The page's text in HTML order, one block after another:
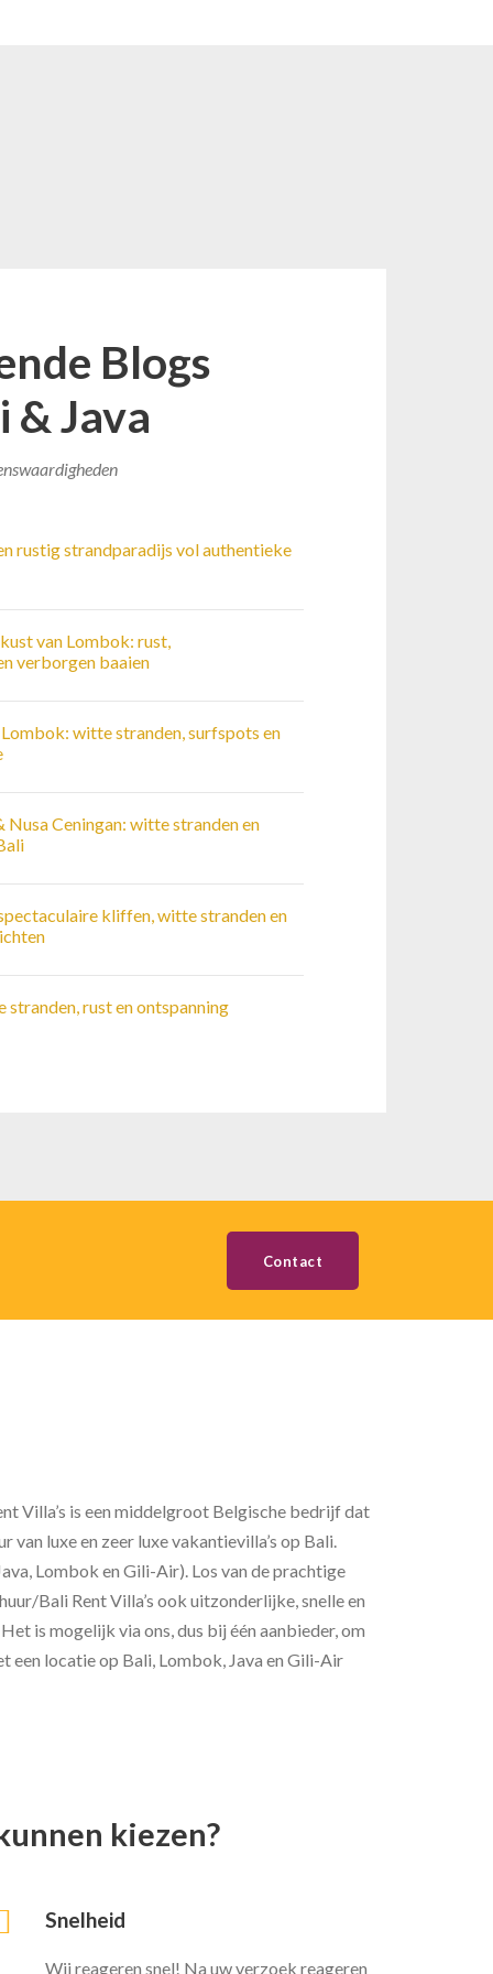
Blogs
& Java
rustig strandparadijs vol authentieke
van Lombok: rust,
verborgen baaien
witte stranden, surfspots en
Nusa Ceningan: witte stranden en
kliffen, witte stranden en
stranden, rust en ontspanning
Contact
Villa’s is een middelgroot Belgische bedrijf dat
van luxe en zeer luxe vakantievilla’s op Bali.
Lombok en Gili-Air). Los van de prachtige
Bali Rent Villa’s ook uitzonderlijke, snelle en
is mogelijk via ons, dus bij één aanbieder, om
een locatie op Bali, Lombok, Java en Gili-Air
kiezen?
Snelheid
Wij reageren snel! Na uw verzoek reageren